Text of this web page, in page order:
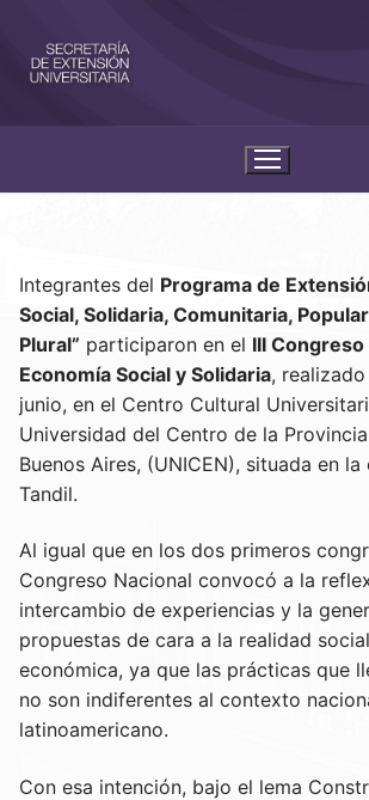
Integrantes del Programa de
Social, Solidaria, Comunitaria,
Plural” participaron en el III
Economía Social y Solidaria,
junio, en el Centro Cultural
Universidad del Centro de la
Buenos Aires, (UNICEN), situada en
Tandil.
Al igual que en los dos primeros
Congreso Nacional convocó a la
intercambio de experiencias y la
propuestas de cara a la realidad
económica, ya que las prácticas que
no son indiferentes al contexto
latinoamericano.
Con esa intención, bajo el lema